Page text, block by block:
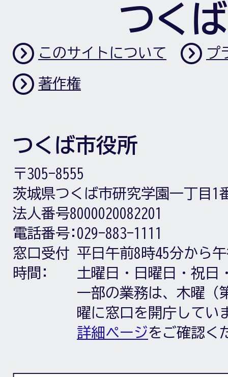
つく
このサイトについて プ
著作権
つくば市役所
〒305-8555
茨城県つくば市研究学園一丁目1
法人番号8000020082201
電話番号: 029-883-1111
窓口受付
時間:
平日午前8時45分から
土曜日・日曜日・祝日
一部の業務は、木曜（
曜に窓口を開庁してい
詳細ページをご確認く